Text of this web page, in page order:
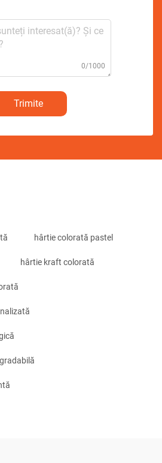
0/1000
Trimite
hârtie colorată pastel
hârtie kraft colorată